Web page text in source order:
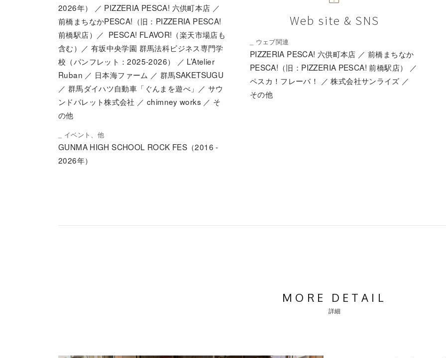
2026年） ／ PIZZERIA PESCA! 六供町本店 ／
前橋まちなかPESCA!（旧：PIZZERIA PESCA!
前橋駅店）／ PESCA! FLAVOR!（楽天市場店も
含む）／ 有坂中央学園 群馬法科ビジネス専門学
校（パンフレット：2025-2026） ／ L’Atelier
Ruban ／ 日本海ファーム ／ 群馬SAKETSUGU
／ 群馬ダイハツ自動車「ぐんまを遊べ」／ サウ
ンドパレット株式会社 ／ chimney works ／ そ
の他
_ イベント、他
GUNMA HIGH SCHOOL ROCK FES（2016 -
2026年）
Web site & SNS
_ ウェブ関連
PIZZERIA PESCA! 六供町本店 ／ 前橋まちなか
PESCA!（旧：PIZZERIA PESCA! 前橋駅店） ／
ペスカ！フレーバ！ ／ 株式会社サンライズ ／
その他
MORE DETAIL
詳細